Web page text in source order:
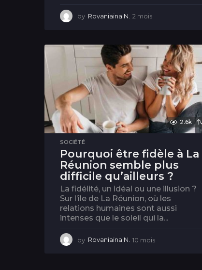
by Rovaniaina N. 2 mois
i
2.6k
SOCIÉTÉ
Pourquoi être fidèle à La
Réunion semble plus
difficile qu’ailleurs ?
La fidélité, un idéal ou une illusion ?
Sur l’île de La Réunion, où les
relations humaines sont aussi
intenses que le soleil qui la...
by Rovaniaina N. 10 mois